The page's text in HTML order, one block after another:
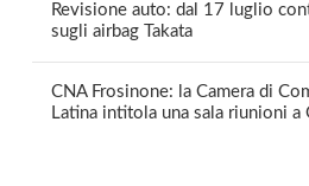
Revisione auto: dal 17 luglio
sugli airbag Takata
CNA Frosinone: la Camera di
Latina intitola una sala riunioni a